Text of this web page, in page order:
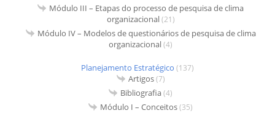
Módulo III – Etapas do processo de pesquisa de clima
organizacional(21)
Módulo IV – Modelos de questionários de pesquisa de clima
organizacional(4)
Planejamento Estratégico (137)
Artigos(7)
Bibliografia(4)
Módulo I – Conceitos(35)